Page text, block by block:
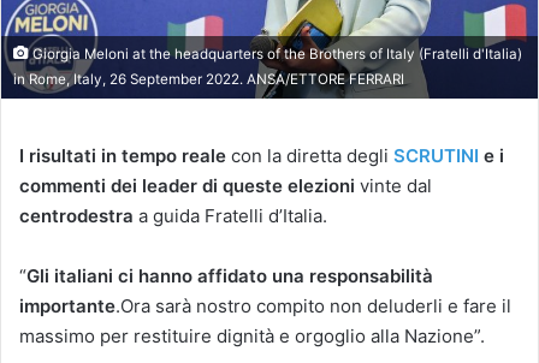
Giorgia Meloni at the headquarters of the Brothers of Italy (Fratelli d'Italia)
in Rome, Italy, 26 September 2022. ANSA/ETTORE FERRARI
I risultati in tempo reale con la diretta degli SCRUTINI e i
commenti dei leader di queste elezioni vinte dal
centrodestra a guida Fratelli d’Italia.
“Gli italiani ci hanno affidato una responsabilità
importante.Ora sarà nostro compito non deluderli e fare il
massimo per restituire dignità e orgoglio alla Nazione”.